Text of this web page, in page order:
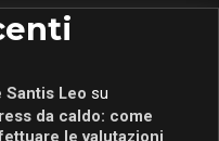
Santis Leo su
da caldo: come
le valutazioni